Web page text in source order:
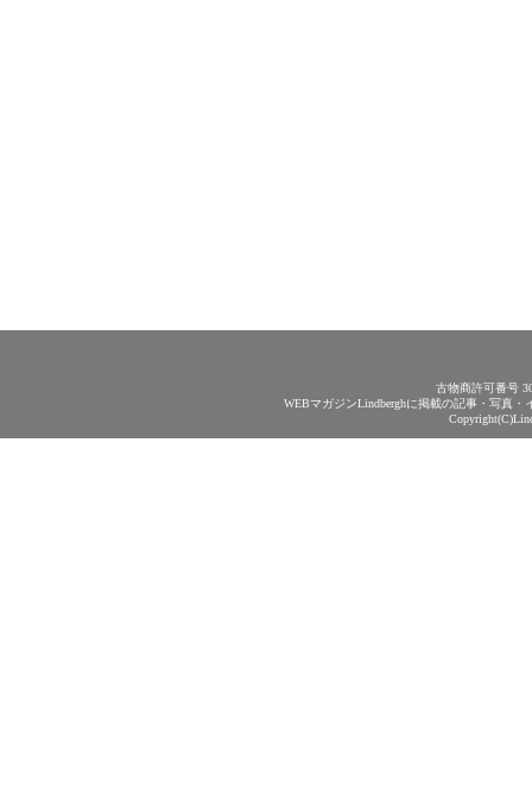
古物商許可番号
WEBマガジンLindberghに掲載の記事・写真